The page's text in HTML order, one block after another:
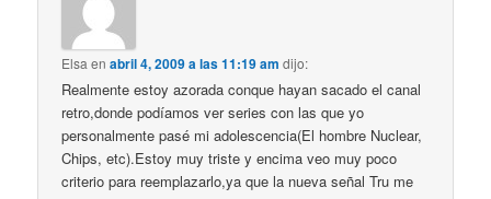
Elsa enabril 4, 2009 a las 11:19 am dijo:
Realmente estoy azorada conque hayan sacado el canal
retro,donde podíamos ver series con las que yo
personalmente pasé mi adolescencia(El hombre Nuclear,
Chips, etc).Estoy muy triste y encima veo muy poco
criterio para reemplazarlo,ya que la nueva señal Tru me